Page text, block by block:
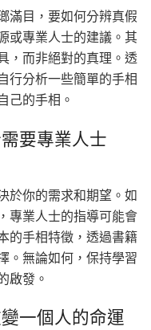
滿目，要如何分辨真假
或專業人士的建議。其
，而非絕對的真理。透
行分析一些簡單的手相
己的手相。
要專業人士
於你的需求和期望。如
專業人士的指導可能會
的手相特徵，透過書籍
。無論如何，保持學習
啟發。
一個人的命運